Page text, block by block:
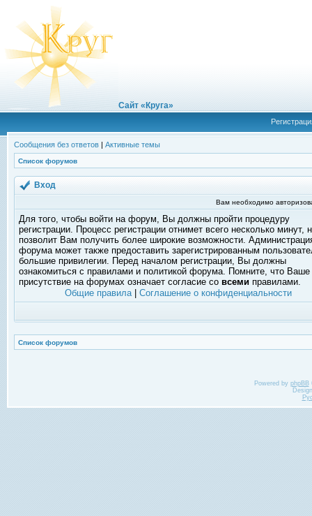
Сайт «Круга»
Сообщения без ответов | Активные темы
Список форумов
Вход
Вам необходимо
Для того, чтобы войти на форум, Вы должны пройти процедуру
регистрации. Процесс регистрации отнимет всего несколько минут,
позволит Вам получить более широкие возможности.
форума может также предоставить зарегистрированным
большие привилегии. Перед началом регистрации, Вы должны
ознакомиться с правилами и политикой форума. Помните, что Ваше
присутствие на форумах означает согласие со всеми правилами.
Общие правила| Соглашение о конфиденциальности
Список форумов
Powered by phpBB